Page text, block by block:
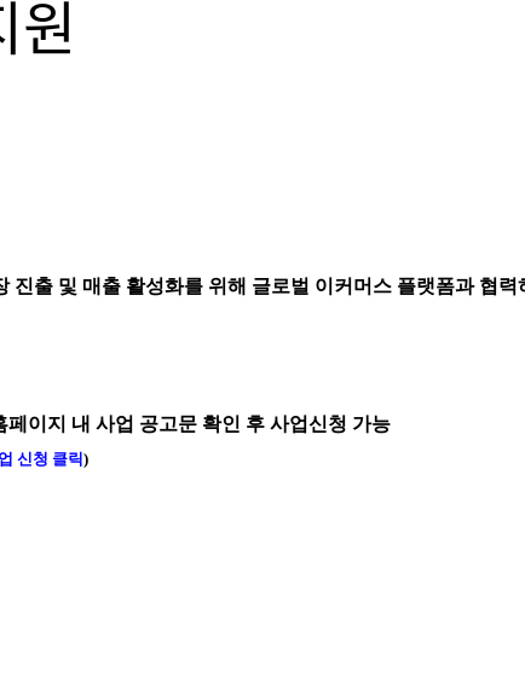
진출 및 매출 활성화를 위해 글로벌 이커머스 플랫폼과 협
이지 내 사업 공고문 확인 후 사업신청 가능
신청 클릭)